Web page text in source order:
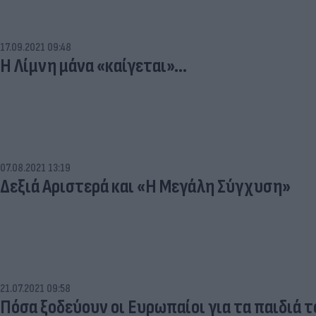
17.09.2021 09:48
Η Λίμνη μάνα «καίγεται»…
07.08.2021 13:19
Δεξιά Αριστερά και «Η Μεγάλη Σύγχυση»
21.07.2021 09:58
Πόσα ξοδεύουν οι Ευρωπαίοι για τα παιδιά